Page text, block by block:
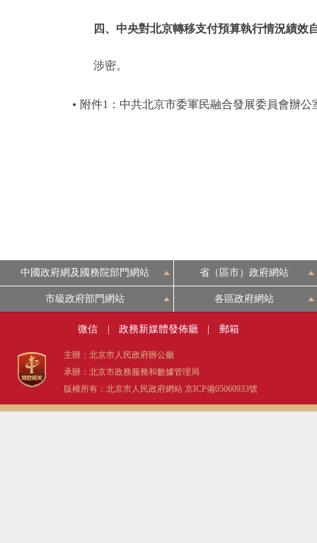
四、中央對北京轉移支付預算執行情況績效
涉密。
附件1：中共北京市委軍民融合發展委員會辦公
中國政府網及國務院部門網站 省（區市）政府網站
市級政府部門網站 各區政府網站
微信 政務新媒體發佈廳 郵箱
主辦：北京市人民政府辦公廳
承辦：北京市政務服務和數據管理局
版權所有：北京市人民政府網站 京ICP備05060933號